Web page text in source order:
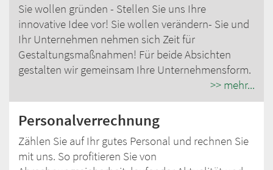
Sie wollen gründen - Stellen Sie uns Ihre
innovative Idee vor! Sie wollen verändern- Sie und
Ihr Unternehmen nehmen sich Zeit für
Gestaltungsmaßnahmen! Für beide Absichten
gestalten wir gemeinsam Ihre Unternehmensform.
>> mehr...
Personalverrechnung
Zählen Sie auf Ihr gutes Personal und rechnen Sie
mit uns. So profitieren Sie von